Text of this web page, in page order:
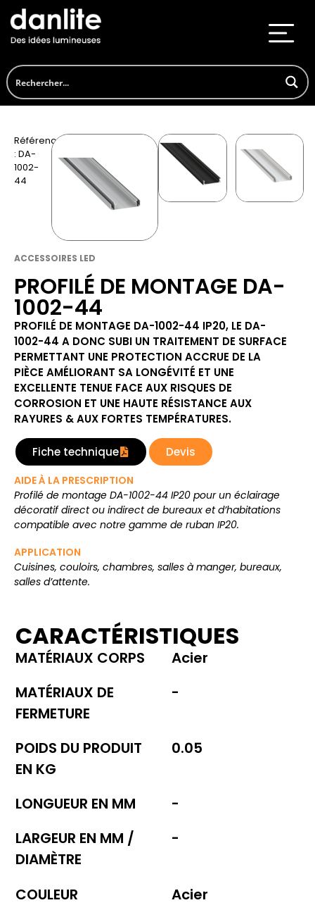
Référence
: DA-
1002-
44
ACCESSOIRES LED
PROFILÉ DE MONTAGE DA-
1002-44
PROFILÉ DE MONTAGE DA-1002-44 IP20, LE DA-
1002-44 A DONC SUBI UN TRAITEMENT DE SURFACE
PERMETTANT UNE PROTECTION ACCRUE DE LA
PIÈCE AMÉLIORANT SA LONGÉVITÉ ET UNE
EXCELLENTE TENUE FACE AUX RISQUES DE
CORROSION ET UNE HAUTE RÉSISTANCE AUX
RAYURES & AUX FORTES TEMPÉRATURES.
Fiche technique Devis
AIDE À LA PRESCRIPTION
Profilé de montage DA-1002-44 IP20 pour un éclairage
décoratif direct ou indirect de bureaux et d’habitations
compatible avec notre gamme de ruban IP20.
APPLICATION
Cuisines, couloirs, chambres, salles à manger, bureaux,
salles d’attente.
CARACTÉRISTIQUES
MATÉRIAUX CORPS
Acier
MATÉRIAUX DE
FERMETURE
-
POIDS DU PRODUIT
EN KG
0.05
LONGUEUR EN MM
-
LARGEUR EN MM /
DIAMÈTRE
-
COULEUR
Acier